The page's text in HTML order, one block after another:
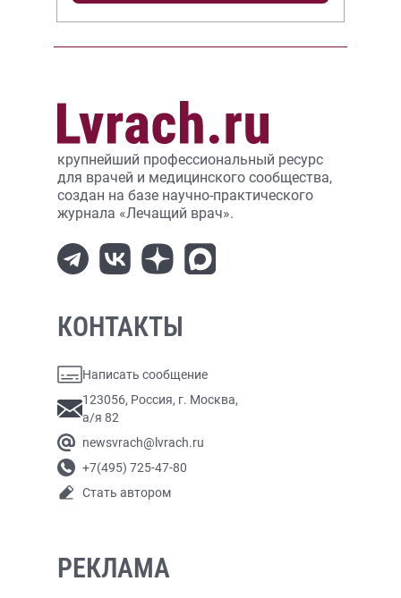
крупнейший профессиональный ресурс
для врачей и медицинского сообщества,
создан на базе научно-практического
журнала «Лечащий врач».
КОНТАКТЫ
Написать сообщение
123056, Россия, г. Москва,
а/я 82
newsvrach@lvrach.ru
+7(495) 725-47-80
Стать автором
РЕКЛАМА